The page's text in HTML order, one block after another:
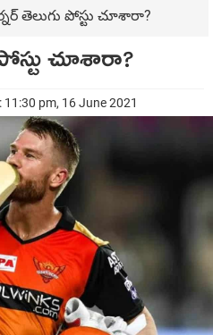
తెలుగు పోస్టు చూశారా?
చూశారా?
11:30 pm, 16 June 2021